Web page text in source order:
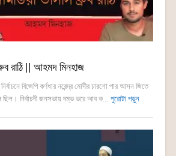
রাঠি || আহমদ মিনহাজ
বিজেপি কর্ণধার নরেন্দ্র মোদীর চারশো পার আসন জিতে
ছিল। নির্বাচনী জনসভায় দম্ভ ভরে আব ক... পুরোটা পড়ুন